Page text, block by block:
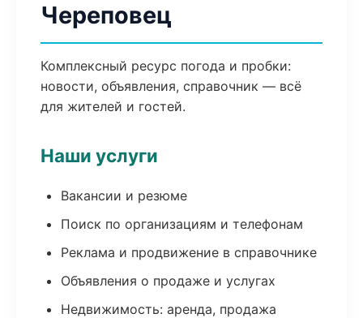
Череповец
Комплексный ресурс погода и пробки:
новости, объявления, справочник — всё
для жителей и гостей.
Наши услуги
Вакансии и резюме
Поиск по организациям и телефонам
Реклама и продвижение в справочнике
Объявления о продаже и услугах
Недвижимость: аренда, продажа